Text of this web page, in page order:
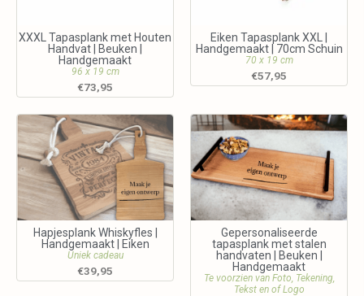
XXXL Tapasplank met Houten
Handvat | Beuken |
Handgemaakt
96 x 19 cm
€73,95
Eiken Tapasplank XXL |
Handgemaakt | 70cm Schuin
70 x 19 cm
€57,95
Hapjesplank Whiskyfles |
Handgemaakt | Eiken
Uniek cadeau
€39,95
Gepersonaliseerde
tapasplank met stalen
handvaten | Beuken |
Handgemaakt
Te voorzien van Foto, Tekening,
Tekst en of Logo